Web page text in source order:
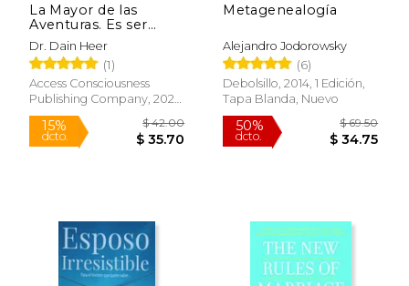
15%
dcto. $ 22.95
Rápido
15%
dcto.
La Mayor de las
Aventuras. Es ser
Verdaderamente tú
(Spanish)
Dr. Dain Heer
(1)
Access Consciousness
Publishing Company, 2021,
Tapa Dura, Nuevo
Metagenealogía
Alejandro Jodorowsky
(6)
Debolsillo, 2014, 1 Edición,
Tapa Blanda, Nuevo